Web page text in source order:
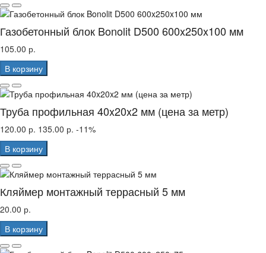
Газобетонный блок Bonolit D500 600x250x100 мм
105.00 р.
В корзину
Труба профильная 40x20x2 мм (цена за метр)
120.00 р. 135.00 р. -11%
В корзину
Кляймер монтажный террасный 5 мм
20.00 р.
В корзину